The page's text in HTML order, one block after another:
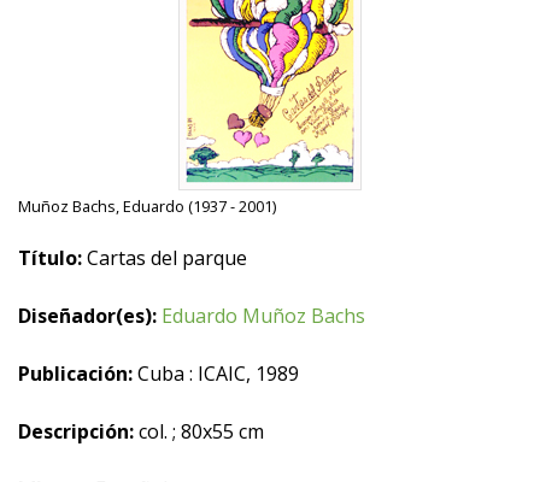
Muñoz Bachs, Eduardo (1937 - 2001)
Título:Cartas del parque
Diseñador(es): Eduardo Muñoz Bachs
Publicación:Cuba : ICAIC, 1989
Descripción:col. ; 80x55 cm